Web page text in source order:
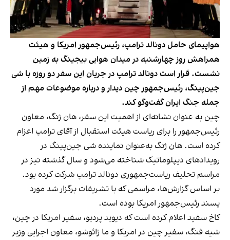
هواپیمای حامل دونالد ترامپ، رئیس‌جمهور امریکا و هیئت
همراهش روز چهارشنبه در میدان هوایی بیجینگ به زمین
نشست. قرار است دونالد ترامپ در جریان این سفر دو روزه با شی
جین‌پینگ، رئیس‌جمهور چین دیدار و درباره موضوعات مهم از
جمله جنگ ایران گفت‌وگو کند.
چین به عنوان نشانه‌ای از اهمیت این سفر، هان ژنگ، معاون
رئیس‌جمهور را برای ریاست هیئت استقبال از آقای ترامپ اعزام
کرده است. هان ژنگ به‌عنوان نماینده شی جین‌پینگ در
رویدادهای دیپلوماتیک شناخته می‌شود و سال گذشته نیز در
مراسم تحلیف ریاست‌جمهوری دونالد ترامپ شرکت کرده بود.
بر اساس گزارش‌ها، مراسمی که با تشریفات برگزار شد مورد
پسند رئیس‌جمهور امریکا بوده است.
کاخ سفید اعلام کرده است که دیوید پردیو، سفیر امریکا در چین،
شیه فنگ، سفیر چین در امریکا و ما ژائوشو، معاون اجرایی وزیر